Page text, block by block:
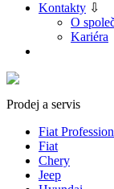
Kontakty ⇩
O
Kariéra
Prodej a servis
Fiat
Fiat
Chery
Jeep